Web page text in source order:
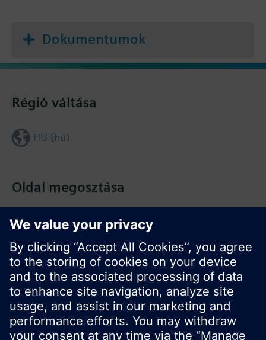
Dokumentumok
Oldal megosztása
Régió váltása
HU (hu)
© Siemens Switzerland Ltd. Building Technologies